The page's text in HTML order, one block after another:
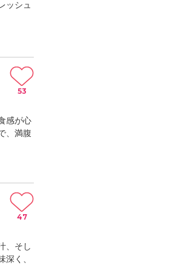
ッシュ
感が心
、満腹
53
、そし
深く、
47